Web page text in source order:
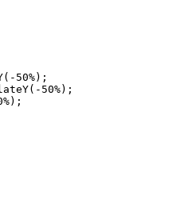
50%);
50%);